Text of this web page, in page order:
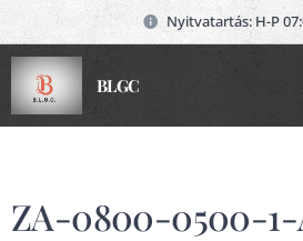
Nyitvatartás: H-P
BLGC
ZA-0800-0500-1-